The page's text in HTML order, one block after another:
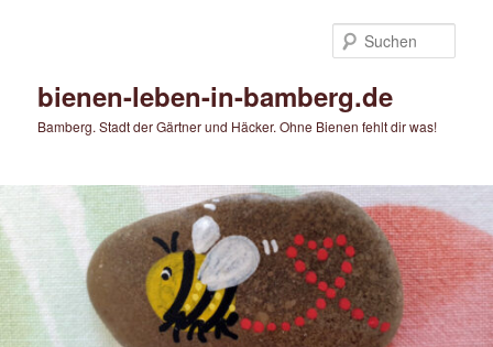
bienen-leben-in-bamberg.de
Bamberg. Stadt der Gärtner und Häcker. Ohne Bienen fehlt dir was!